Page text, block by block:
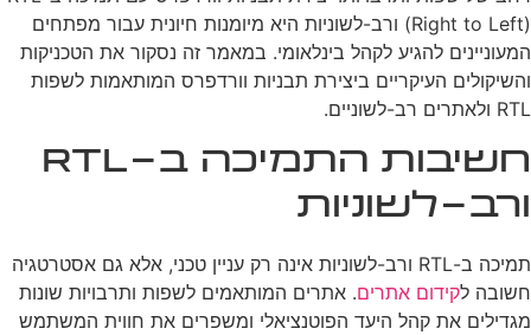
(Right to Left) ורב-לשוניות היא מיומנות חיונית עבור מפתחים
המעוניינים להגיע לקהל בינלאומי. במאמר זה נסקור את הטכניקות
והשיקולים העיקריים ביצירת תבניות וורדפרס המותאמות לשפות
RTL ולאתרים רב-לשוניים.
חשיבות התמיכה ב-RTL
ורב-לשוניות
תמיכה ב-RTL ורב-לשוניות אינה רק עניין טכני, אלא גם אסטרטגיה
חשובה לקידום אתרים. אתרים המותאמים לשפות ותרבויות שונות
מגדילים את קהל היעד הפוטנציאלי ומשפרים את חווית המשתמש